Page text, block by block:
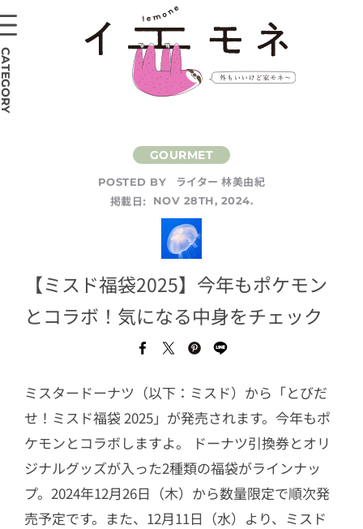
POSTED BY
ライター 林美由紀
掲載日:
NOV 28TH, 2024.
【ミスド福袋2025】今年もポケモン
とコラボ！気になる中身をチェック
ミスタードーナツ（以下：ミスド）から「とびだ
せ！ミスド福袋 2025」が発売されます。今年もポ
ケモンとコラボしますよ。 ドーナツ引換券とオリ
ジナルグッズが入った2種類の福袋がラインナッ
プ。2024年12月26日（木）から数量限定で順次発
売予定です。また、12月11日（水）より、ミスド